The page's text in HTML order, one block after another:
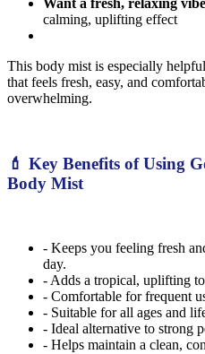
Want a fresh, relaxing vibe
calming, uplifting effect
This body mist is especially
that feels fresh, easy, and
overwhelming.
💄 Key Benefits of Using
Body Mist
- Keeps you feeling fresh
day.
- Adds a tropical, uplifting
- Comfortable for frequent
- Suitable for all ages and
- Ideal alternative to strong
- Helps maintain a clean,